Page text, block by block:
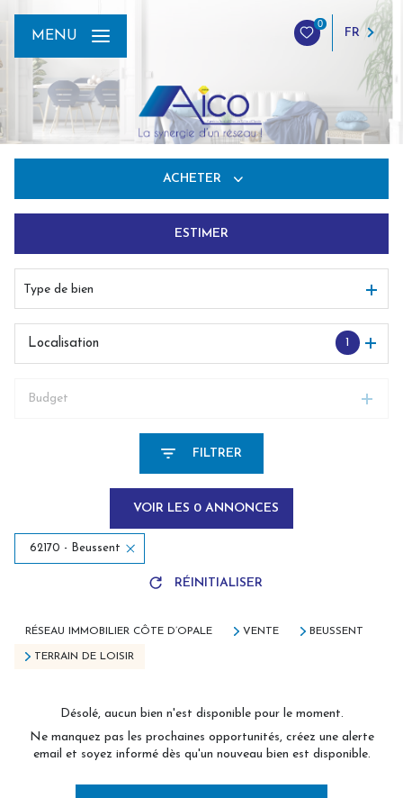
0
FR
MENU
ACHETER
De l'immo pro
ESTIMER
Type de bien
1
Localisation
Budget
FILTRER
VOIR LES 0 ANNONCES
62170 - Beussent
RÉINITIALISER
RÉSEAU IMMOBILIER CÔTE D’OPALE VENTE BEUSSENT
TERRAIN DE LOISIR
Désolé, aucun bien n'est disponible pour le moment.
Ne manquez pas les prochaines opportunités, créez une alerte
email et soyez informé dès qu'un nouveau bien est disponible.